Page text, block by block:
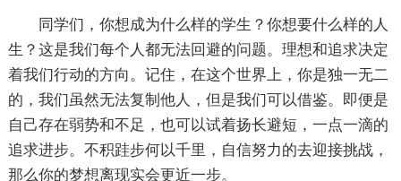
同学们，你想成为什么样的学生？你想要什么样的人
生？这是我们每个人都无法回避的问题。理想和追求决定
着我们行动的方向。记住，在这个世界上，你是独一无二
的，我们虽然无法复制他人，但是我们可以借鉴。即便是
自己存在弱势和不足，也可以试着扬长避短，一点一滴的
追求进步。不积跬步何以千里，自信努力的去迎接挑战，
那么你的梦想离现实会更近一步。